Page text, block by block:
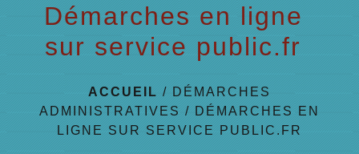
Démarches en ligne
sur service public.fr
ACCUEIL / DÉMARCHES
ADMINISTRATIVES / DÉMARCHES EN
LIGNE SUR SERVICE PUBLIC.FR